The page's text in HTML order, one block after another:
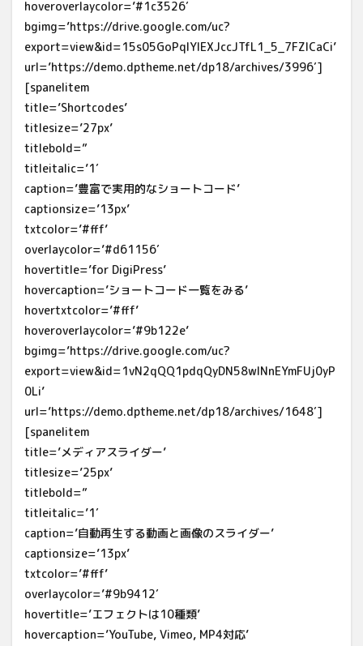
hoveroverlaycolor=’#1c3526′
bgimg=’https://drive.google.com/uc?
export=view&id=15s05GoPqIYlEXJccJTfL1_5_7FZICaCi’
url=’https://demo.dptheme.net/dp18/archives/3996′]
[spanelitem
title=’Shortcodes’
titlesize=’27px’
titlebold=”
titleitalic=’1′
caption=’豊富で実用的なショートコード’
captionsize=’13px’
txtcolor=’#fff’
overlaycolor=’#d61156′
hovertitle=’for DigiPress’
hovercaption=’ショートコード一覧をみる’
hovertxtcolor=’#fff’
hoveroverlaycolor=’#9b122e’
bgimg=’https://drive.google.com/uc?
export=view&id=1vN2qQQ1pdqQyDN58wlNnEYmFUj0yP
0Li’
url=’https://demo.dptheme.net/dp18/archives/1648′]
[spanelitem
title=’メディアスライダー’
titlesize=’25px’
titlebold=”
titleitalic=’1′
caption=’自動再生する動画と画像のスライダー’
captionsize=’13px’
txtcolor=’#fff’
overlaycolor=’#9b9412′
hovertitle=’エフェクトは10種類’
hovercaption=’YouTube, Vimeo, MP4対応’